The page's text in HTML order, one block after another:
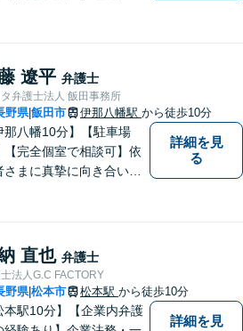
うなことでも、お気軽に
談ください。
遼平 弁護士
タ弁護士法人 飯田事務所
野県|飯田市 伊那八幡駅 から徒歩10分
那八幡10分】【駐車場
【完全個室で相談可】依
さまに真摯に向き合い、
本全国です。 遠方の方は
面談や電話でのご連絡が
です。
詳細を見
る
直也 弁護士
法人G.C FACTORY
野県|松本市 松本駅 から徒歩10分
本駅10分】【企業内弁護
詳細を見